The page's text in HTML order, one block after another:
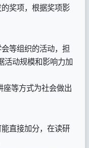
奖项，根据奖项影
等组织的活动，担
活动规模和影响力加
等方式为社会做出
直接加分，在读研